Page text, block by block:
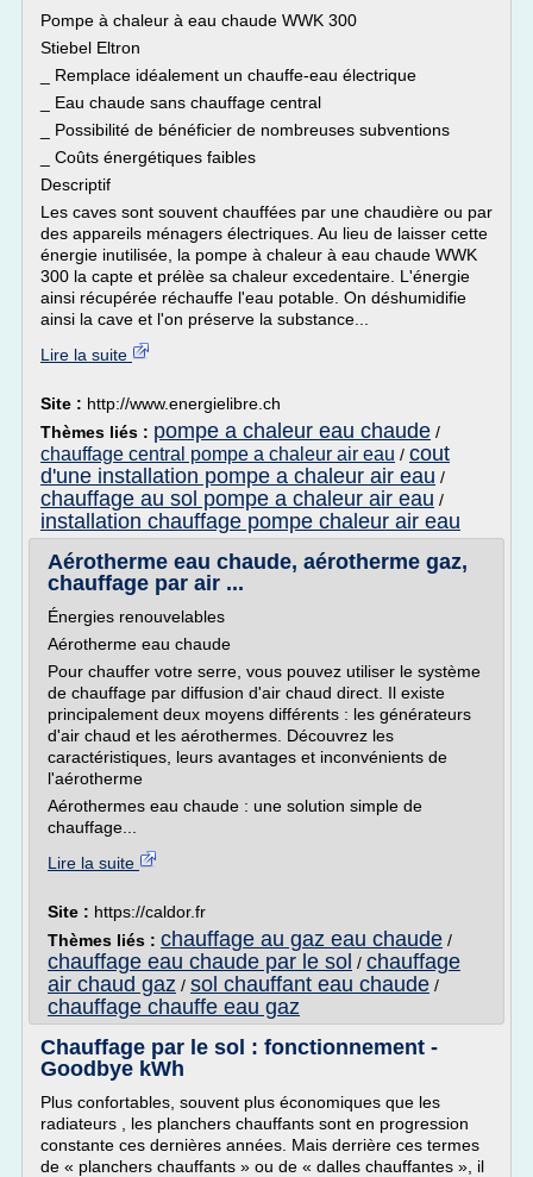
Pompe à chaleur à eau chaude WWK 300
Stiebel Eltron
_ Remplace idéalement un chauffe-eau électrique
_ Eau chaude sans chauffage central
_ Possibilité de bénéficier de nombreuses subventions
_ Coûts énergétiques faibles
Descriptif
Les caves sont souvent chauffées par une chaudière ou par
des appareils ménagers électriques. Au lieu de laisser cette
énergie inutilisée, la pompe à chaleur à eau chaude WWK
300 la capte et prélèe sa chaleur excedentaire. L'énergie
ainsi récupérée réchauffe l'eau potable. On déshumidifie
ainsi la cave et l'on préserve la substance...
Lire la suite
Site : http://www.energielibre.ch
Thèmes liés : pompe a chaleur eau chaude /
chauffage central pompe a chaleur air eau / cout
d'une installation pompe a chaleur air eau /
chauffage au sol pompe a chaleur air eau /
installation chauffage pompe chaleur air eau
Aérotherme eau chaude, aérotherme gaz,
chauffage par air ...
Énergies renouvelables
Aérotherme eau chaude
Pour chauffer votre serre, vous pouvez utiliser le système
de chauffage par diffusion d'air chaud direct. Il existe
principalement deux moyens différents : les générateurs
d'air chaud et les aérothermes. Découvrez les
caractéristiques, leurs avantages et inconvénients de
l'aérotherme
Aérothermes eau chaude : une solution simple de
chauffage...
Lire la suite
Site : https://caldor.fr
Thèmes liés : chauffage au gaz eau chaude /
chauffage eau chaude par le sol / chauffage
air chaud gaz / sol chauffant eau chaude /
chauffage chauffe eau gaz
Chauffage par le sol : fonctionnement -
Goodbye kWh
Plus confortables, souvent plus économiques que les
radiateurs , les planchers chauffants sont en progression
constante ces dernières années. Mais derrière ces termes
de « planchers chauffants » ou de « dalles chauffantes », il